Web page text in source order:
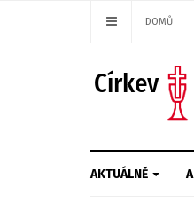
DOMŮ
AKTUÁLNĚ